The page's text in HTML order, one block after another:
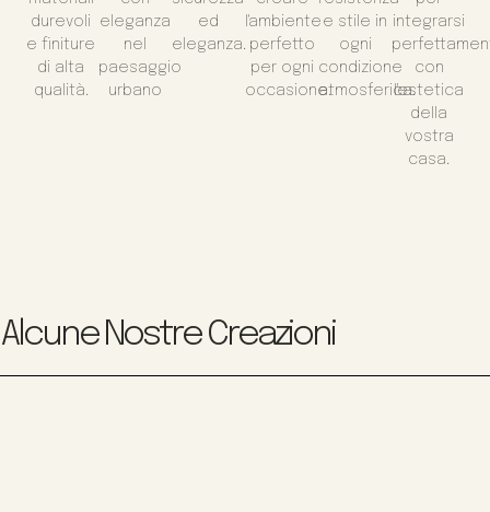
durevoli
e finiture
di alta
qualità.
eleganza
nel
paesaggio
urbano
ed
eleganza.
l'ambiente
perfetto
per ogni
occasione.
e stile in
ogni
condizione
atmosferica.
integrarsi
con
l'estetica
della
vostra
casa.
Alcune Nostre Creazioni